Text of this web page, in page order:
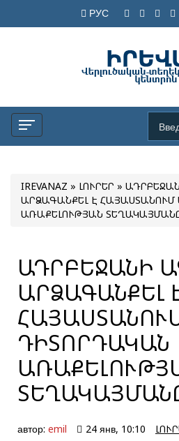
РУС
IREVANAZ » ԼՈՒՐԵՐ »
ԱՐՁԱԳԱՆՔԵԼ Է ՀԱՅԱՍՏԱՆՈՒՄ
ԱՌԱՔԵԼՈՒԹՅԱՆ
ԱԴՐԲԵՋԱՆԻ
ԱՐՁԱԳԱՆՔԵԼ
ԴԻՏՈՐԴԱԿԱՆ
автор: emil 24 янв, 10:10